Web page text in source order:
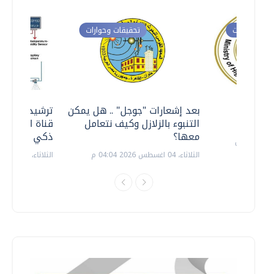
ترشيدا
قناة
ذكي
الثلاثاء، 14 يوليو 2026 06:11 م
تحقيقات وحوارات
بعد إشعارات "جوجل" .. هل يمكن
التنبوء بالزلازل وكيف نتعامل
معها؟
الثلاثاء، 04 اغسطس 2026 04:04 م
وحوارات